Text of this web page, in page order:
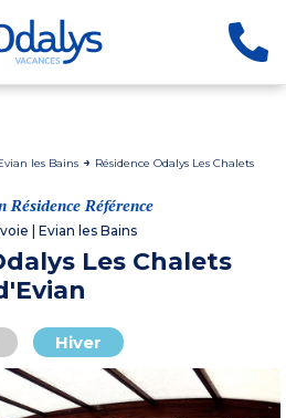
les Bains
Résidence Odalys Les Chalets
Résidence Référence
| Evian les Bains
Les Chalets
Hiver